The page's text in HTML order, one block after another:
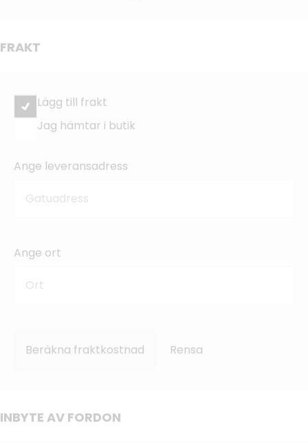
FRAKT
Lägg till frakt
Jag hämtar i butik
Ange leveransadress
Ange ort
Beräkna fraktkostnad Rensa
INBYTE AV FORDON